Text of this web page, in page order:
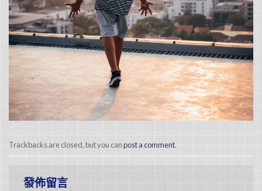
Trackbacks are closed, but you canpost a comment.
發佈留言